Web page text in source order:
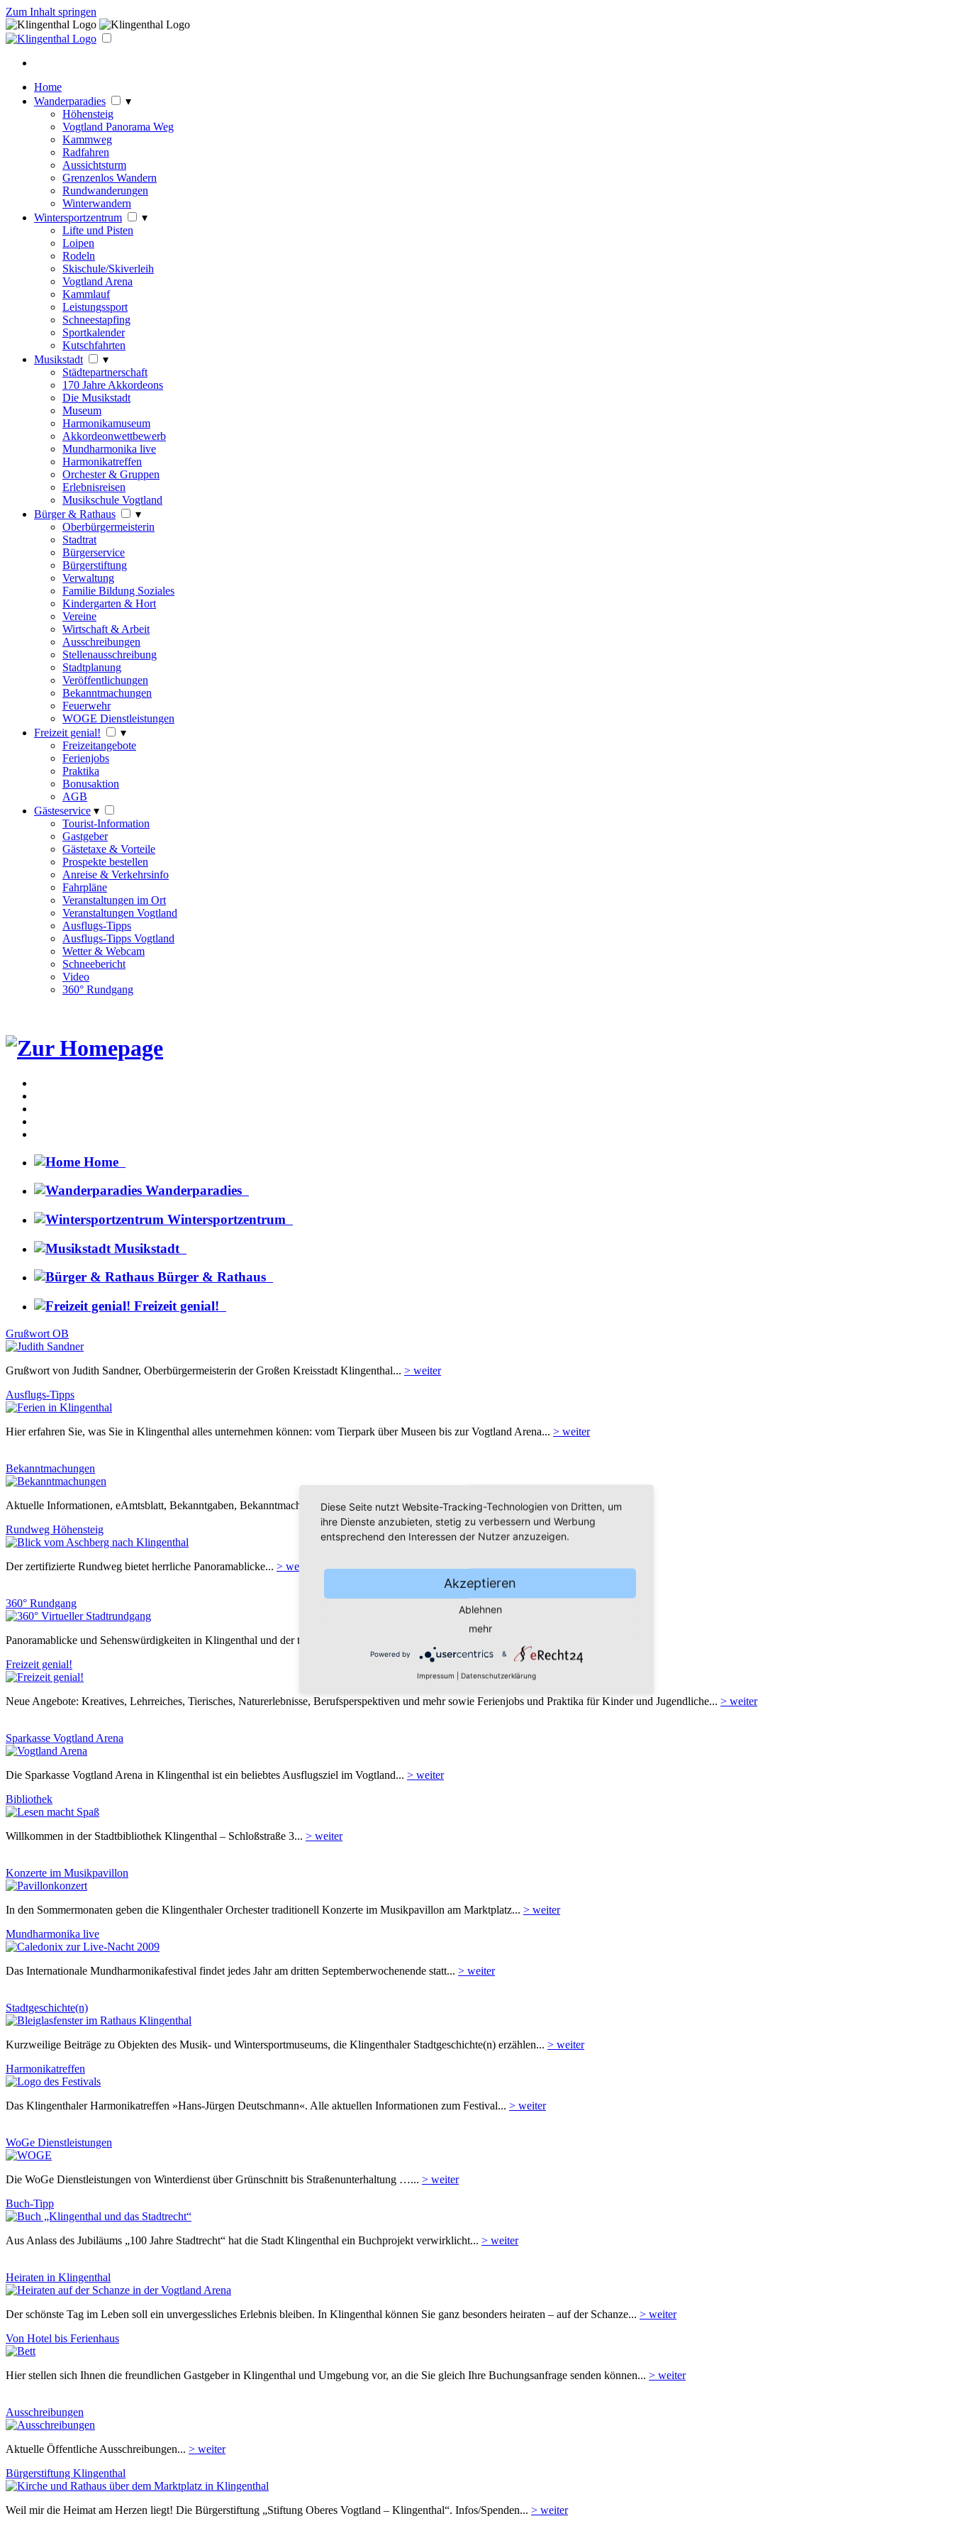
Zum Inhalt springen
Home
Wanderparadies
▾
Höhensteig
Vogtland Panorama Weg
Kammweg
Radfahren
Aussichtsturm
Grenzenlos Wandern
Rundwanderungen
Winterwandern
Wintersportzentrum
▾
Lifte und Pisten
Loipen
Rodeln
Skischule/Skiverleih
Vogtland Arena
Kammlauf
Leistungssport
Schneestapfing
Sportkalender
Kutschfahrten
Musikstadt
▾
Städtepartnerschaft
170 Jahre Akkordeons
Die Musikstadt
Museum
Harmonikamuseum
Akkordeonwettbewerb
Mundharmonika live
Harmonikatreffen
Orchester & Gruppen
Erlebnisreisen
Musikschule Vogtland
Bürger & Rathaus
▾
Oberbürgermeisterin
Stadtrat
Bürgerservice
Bürgerstiftung
Verwaltung
Familie Bildung Soziales
Kindergarten & Hort
Vereine
Wirtschaft & Arbeit
Ausschreibungen
Stellenausschreibung
Stadtplanung
Veröffentlichungen
Bekanntmachungen
Feuerwehr
WOGE Dienstleistungen
Freizeit genial!
▾
Freizeitangebote
Ferienjobs
Praktika
Bonusaktion
AGB
Gästeservice ▾
Tourist-Information
Gastgeber
Gästetaxe & Vorteile
Prospekte bestellen
Anreise & Verkehrsinfo
Fahrpläne
Veranstaltungen im Ort
Veranstaltungen Vogtland
Ausflugs-Tipps
Ausflugs-Tipps Vogtland
Wetter & Webcam
Schneebericht
Video
360° Rundgang
Home
Wanderparadies
Wintersportzentrum
Musikstadt
Bürger & Rathaus
Freizeit genial!
Grußwort OB
Grußwort von Judith Sandner, Oberbürgermeisterin der Großen Kreisstadt Klingenthal... > weiter
Ausflugs-Tipps
Hier erfahren Sie, was Sie in Klingenthal alles unternehmen können: vom Tierpark über Museen bis zur Vogtland Arena... > weiter
Bekanntmachungen
Aktuelle Informationen, eAmtsblatt, Bekanntgaben, Bekanntmachungen, Verkehrsinformationen etc...> weiter
Rundweg Höhensteig
Der zertifizierte Rundweg bietet herrliche Panoramablicke... > weiter
360° Rundgang
Panoramablicke und Sehenswürdigkeiten in Klingenthal und der tschechischen Partnerstadt Kraslice...
Freizeit genial!
Neue Angebote: Kreatives, Lehrreiches, Tierisches, Naturerlebnisse, Berufsperspektiven und mehr sowie Ferienjobs und Praktika für Kinder und Jugendliche... > weiter
Sparkasse Vogtland Arena
Die Sparkasse Vogtland Arena in Klingenthal ist ein beliebtes Ausflugsziel im Vogtland... > weiter
Bibliothek
Willkommen in der Stadtbibliothek Klingenthal – Schloßstraße 3... > weiter
Konzerte im Musikpavillon
In den Sommermonaten geben die Klingenthaler Orchester traditionell Konzerte im Musikpavillon am Marktplatz... > weiter
Mundharmonika live
Das Internationale Mundharmonikafestival findet jedes Jahr am dritten Septemberwochenende statt... > weiter
Stadtgeschichte(n)
Kurzweilige Beiträge zu Objekten des Musik- und Wintersportmuseums, die Klingenthaler Stadtgeschichte(n) erzählen... > weiter
Harmonikatreffen
Das Klingenthaler Harmonikatreffen »Hans-Jürgen Deutschmann«. Alle aktuellen Informationen zum Festival... > weiter
WoGe Dienstleistungen
Die WoGe Dienstleistungen von Winterdienst über Grünschnitt bis Straßenunterhaltung …... > weiter
Buch-Tipp
Aus Anlass des Jubiläums „100 Jahre Stadtrecht“ hat die Stadt Klingenthal ein Buchprojekt verwirklicht... > weiter
Heiraten in Klingenthal
Der schönste Tag im Leben soll ein unvergessliches Erlebnis bleiben. In Klingenthal können Sie ganz besonders heiraten – auf der Schanze... > weiter
Von Hotel bis Ferienhaus
Hier stellen sich Ihnen die freundlichen Gastgeber in Klingenthal und Umgebung vor, an die Sie gleich Ihre Buchungsanfrage senden können... > weiter
Ausschreibungen
Aktuelle Öffentliche Ausschreibungen... > weiter
Bürgerstiftung Klingenthal
Weil mir die Heimat am Herzen liegt! Die Bürgerstiftung „Stiftung Oberes Vogtland – Klingenthal“. Infos/Spenden... > weiter
Diese Seite nutzt Website-Tracking-Technologien von Dritten, um
ihre Dienste anzubieten, stetig zu verbessern und Werbung
entsprechend den Interessen der Nutzer anzuzeigen.
Akzeptieren
Ablehnen
mehr
Powered by &
Impressum Datenschutzerklärung